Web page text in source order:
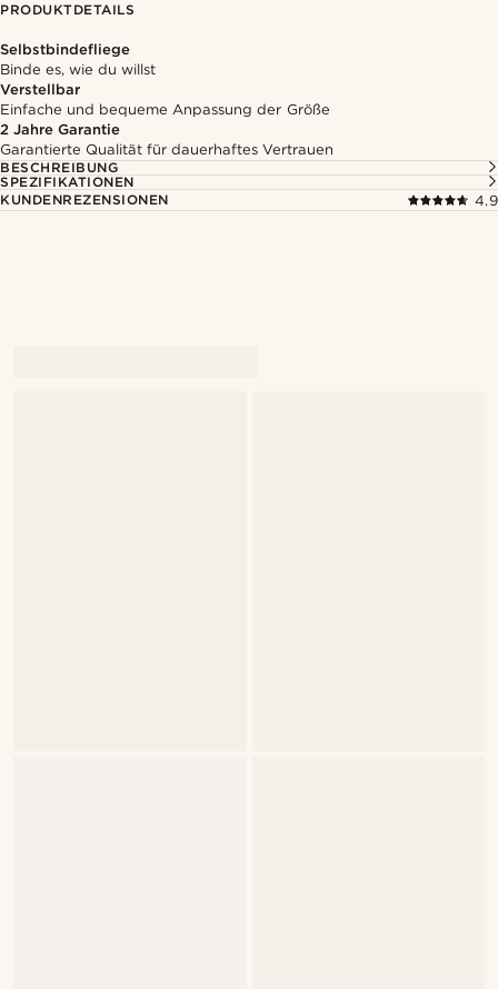
PRODUKTDETAILS
Selbstbindefliege
Binde es, wie du willst
Verstellbar
Einfache und bequeme Anpassung der Größe
2 Jahre Garantie
Garantierte Qualität für dauerhaftes Vertrauen
BESCHREIBUNG
SPEZIFIKATIONEN
KUNDENREZENSIONEN
4.9